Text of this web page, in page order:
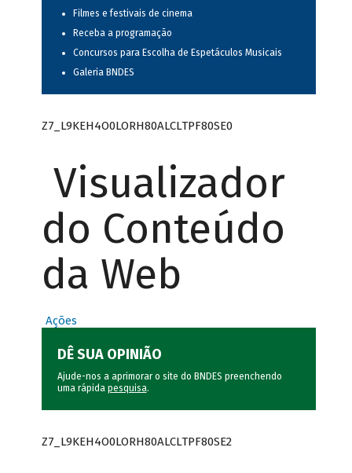
Filmes e festivais de cinema
Receba a programação
Concursos para Escolha de Espetáculos Musicais
Galeria BNDES
Z7_L9KEH4O0LORH80ALCLTPF80SE0
Visualizador
do Conteúdo
da Web
Ações
DÊ SUA OPINIÃO
Ajude-nos a aprimorar o site do BNDES preenchendo
uma rápida pesquisa.
Z7_L9KEH4O0LORH80ALCLTPF80SE2